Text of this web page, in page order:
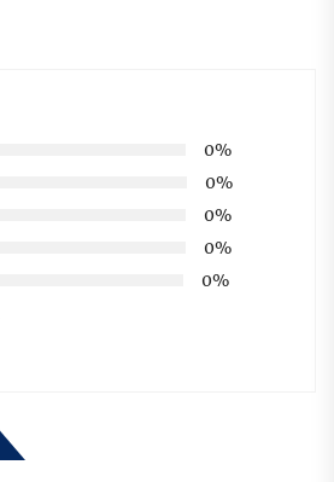
0%
0%
0%
0%
0%